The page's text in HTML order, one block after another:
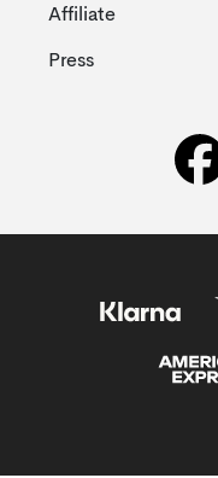
Affiliate
Press